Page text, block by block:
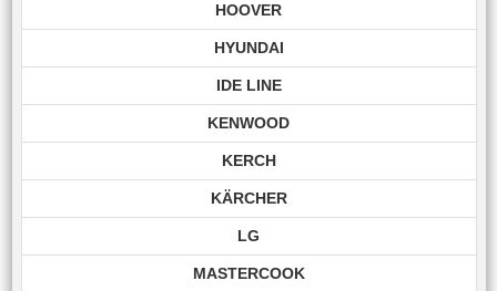
HOOVER
HYUNDAI
IDE LINE
KENWOOD
KERCH
KÄRCHER
LG
MASTERCOOK